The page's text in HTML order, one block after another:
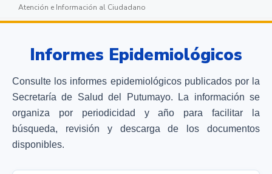
Atención e Información al Ciudadano
Informes Epidemiológicos
Consulte los informes epidemiológicos publicados por la
Secretaría de Salud del Putumayo. La información se
organiza por periodicidad y año para facilitar la
búsqueda, revisión y descarga de los documentos
disponibles.